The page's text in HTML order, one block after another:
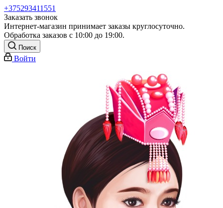
+375293411551
Заказать звонок
Интернет-магазин принимает заказы круглосуточно.
Обработка заказов с 10:00 до 19:00.
Поиск
Войти